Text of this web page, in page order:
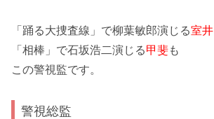
「踊る大捜査線」 で柳葉敏郎演じる室井
「相棒」 で石坂浩二演じる甲斐も
この警視監です。
警視総監